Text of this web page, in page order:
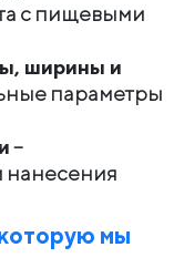
с пищевыми
ширины и
параметры
–
нанесения
мы